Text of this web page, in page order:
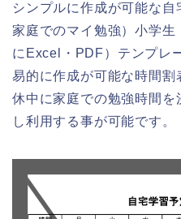
シンプルに作成が可能な
家庭でのマイ勉強）小学
にExcel・PDF）テンプレ
易的に作成が可能な時間割
休中に家庭での勉強時間を
し利用する事が可能です。